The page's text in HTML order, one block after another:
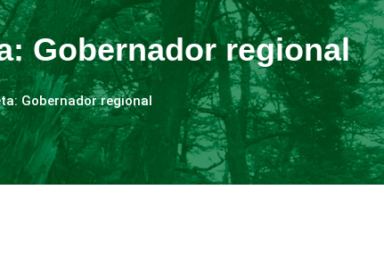
Gobernador regional
Gobernador regional